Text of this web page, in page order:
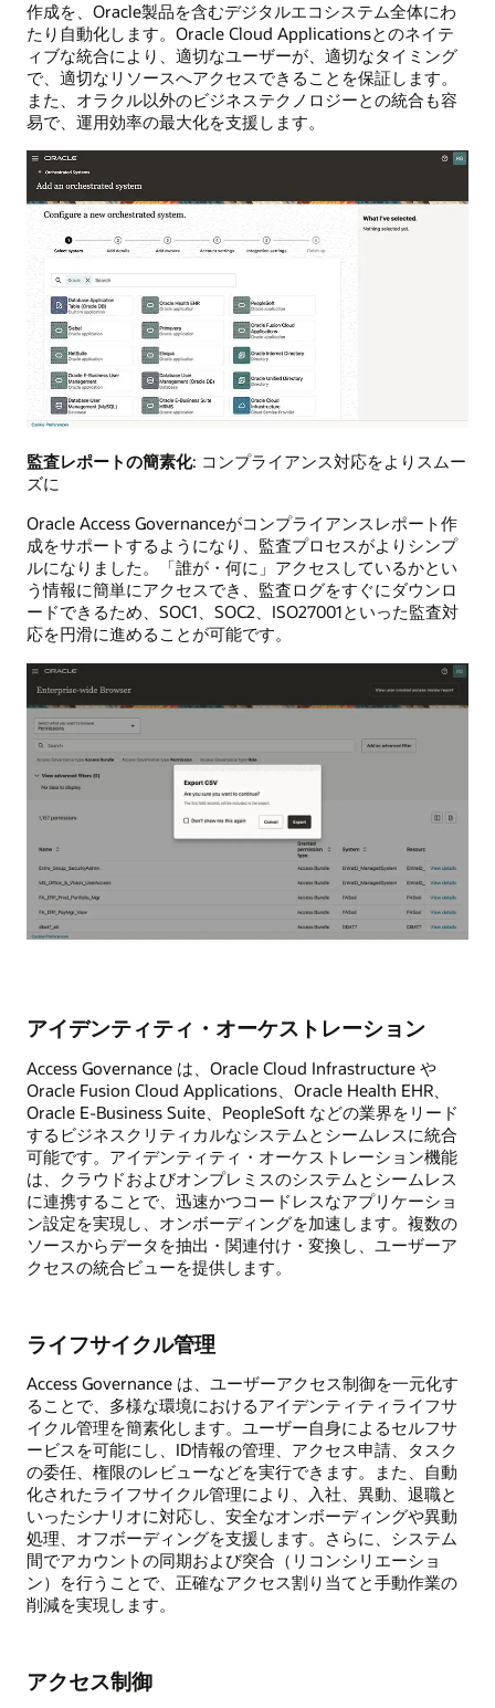
作成を、Oracle製品を含むデジタルエコシステム全体にわ
たり自動化します。Oracle Cloud Applicationsとのネイテ
ィブな統合により、適切なユーザーが、適切なタイミング
で、適切なリソースへアクセスできることを保証します。
また、オラクル以外のビジネステクノロジーとの統合も容
易で、運用効率の最大化を支援します。
監査レポートの簡素化: コンプライアンス対応をよりスムー
ズに
Oracle Access Governanceがコンプライアンスレポート作
成をサポートするようになり、監査プロセスがよりシンプ
ルになりました。「誰が・何に」アクセスしているかとい
う情報に簡単にアクセスでき、監査ログをすぐにダウンロ
ードできるため、SOC1、SOC2、ISO27001といった監査対
応を円滑に進めることが可能です。
アイデンティティ・オーケストレーション
Access Governance は、Oracle Cloud Infrastructure や
Oracle Fusion Cloud Applications、Oracle Health EHR、
Oracle E-Business Suite、PeopleSoft などの業界をリード
するビジネスクリティカルなシステムとシームレスに統合
可能です。アイデンティティ・オーケストレーション機能
は、クラウドおよびオンプレミスのシステムとシームレス
に連携することで、迅速かつコードレスなアプリケーショ
ン設定を実現し、オンボーディングを加速します。複数の
ソースからデータを抽出・関連付け・変換し、ユーザーア
クセスの統合ビューを提供します。
ライフサイクル管理
Access Governance は、ユーザーアクセス制御を一元化す
ることで、多様な環境におけるアイデンティティライフサ
イクル管理を簡素化します。ユーザー自身によるセルフサ
ービスを可能にし、ID情報の管理、アクセス申請、タスク
の委任、権限のレビューなどを実行できます。また、自動
化されたライフサイクル管理により、入社、異動、退職と
いったシナリオに対応し、安全なオンボーディングや異動
処理、オフボーディングを支援します。さらに、システム
間でアカウントの同期および突合（リコンシリエーショ
ン）を行うことで、正確なアクセス割り当てと手動作業の
削減を実現します。
アクセス制御